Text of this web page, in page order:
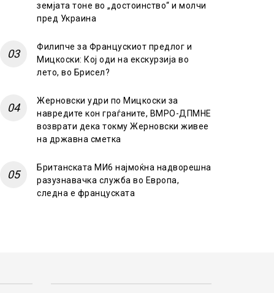
земјата тоне во „достоинство“ и молчи
пред Украина
Филипче за Францускиот предлог и
Мицкоски: Кој оди на екскурзија во
лето, во Брисел?
Жерновски удри по Мицкоски за
навредите кон граѓаните, ВМРО-ДПМНЕ
возврати дека токму Жерновски живее
на државна сметка
Британската МИ6 најмоќна надворешна
разузнавачка служба во Европа,
следна е француската